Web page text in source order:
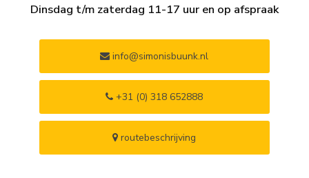
Dinsdag t/m zaterdag 11-17 uur en op afspraak
info@simonisbuunk.nl
+31 (0) 318 652888
routebeschrijving